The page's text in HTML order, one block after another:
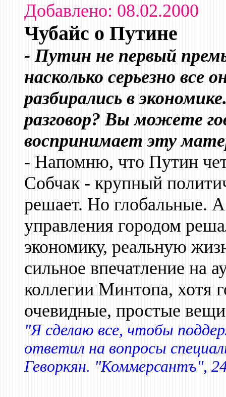
Добавлено: 08.02.2000
Чубайс о Путине
- Путин не первый
насколько серьезно
разбирались в
разговор? Вы можете
воспринимает эту
- Напомню, что Путин
Собчак - крупный
решает. Но глобальные.
управления городом
экономику, реальную
сильное впечатление на
коллегии Минтопа, хотя
очевидные, простые
"Я сделаю все, чтобы
ответил на вопросы
Геворкян. "Коммерсантъ",